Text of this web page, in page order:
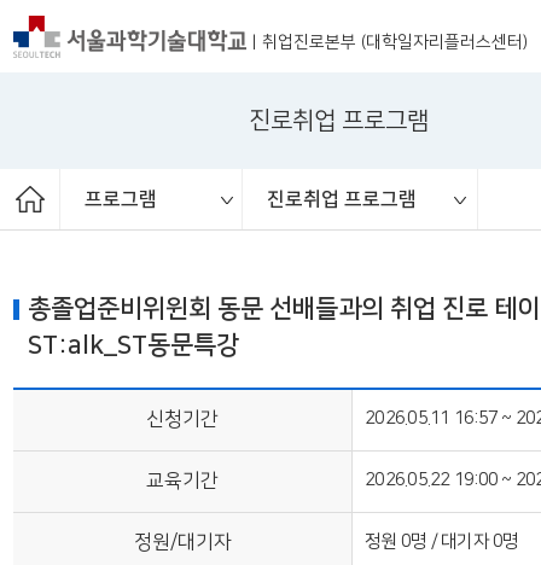
|취업진로본부 (대학일자리플러스센터)
진로취업 프로그램
프로그램 진로취업 프로그램
취업상담
프로그램
채용공고
취업정보
ST커리어멘토링
취업진로본부
프로그램 체계도
취업 교과목
진로취업 프로그램
재학생맞춤형고용서비스
온라인 자기소개서 클리닉
총졸업준비위윈회 동문 선배들과의 취업 진로 테
ST:alk_ST동문특강
신청기간 2026.05.11 16:57 ~
교육기간 2026.05.22 19:00 ~
정원/대기자 정원 0명 / 대기자 0명